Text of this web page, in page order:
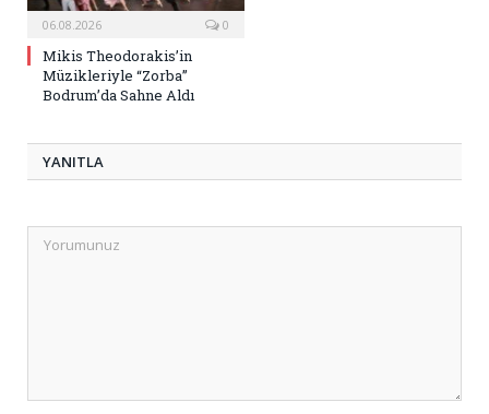
06.08.2026 0
Mikis Theodorakis’in
Müzikleriyle “Zorba”
Bodrum’da Sahne Aldı
YANITLA